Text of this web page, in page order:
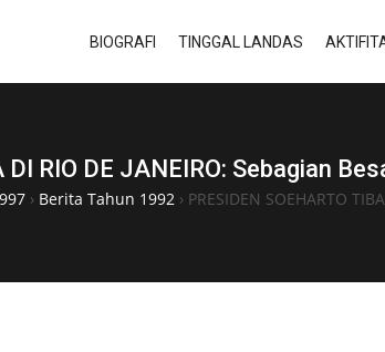
BIOGRAFI TINGGAL LANDAS
DI RIO DE JANEIRO: Sebagian
› Berita Tahun 1992 › PRESIDEN SOEHARTO